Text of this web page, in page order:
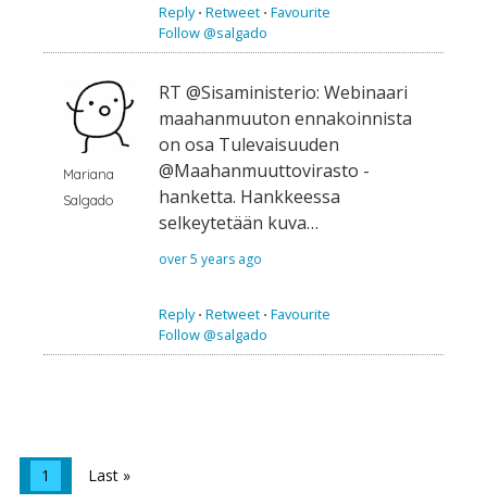
Reply⋅ Retweet ⋅ Favourite
Follow @salgado
Mariana
Salgado
RT @Sisaministerio: Webinaari
maahanmuuton ennakoinnista
on osa Tulevaisuuden
@Maahanmuuttovir​asto -
hanketta. Hankkeessa
selkeytetään kuva…
over 5 years ago
Reply⋅ Retweet ⋅ Favourite
Follow @salgado
1 Last »